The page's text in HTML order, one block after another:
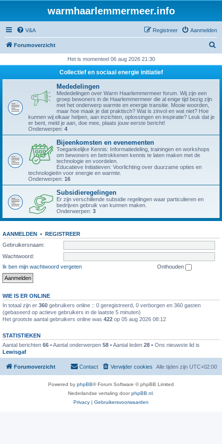
warmhaarlemmermeer.info
V&A Aanmelden
Registreer
Forumoverzicht
k
Het is momenteel 06 aug 2026 21:30
Collectief en sociaal energie initiatief
Mededelingen
Mededelingen over Warm Haarlemmermeer forum. Wij zijn een
groep bewoners in de Haarlemmermeer die al enige tijd bezig zijn
met het onderwerp warmte en energie transitie. Mooie woorden,
maar hoe maak je dat praktisch? Wat is zinvol en wat niet? Hoe
kunnen wij elkaar helpen, aan inzichten, oplossingen en inspiratie? Leuk dat je
er bent, meld je aan, doe mee, plaats jouw eerste bericht!
Onderwerpen: 4
Bijeenkomsten en evenementen
Toegankelijke Kennis: Informatiedeling, trainingen en workshops
om bewoners en betrokkenen kennis te laten maken met de
technologie en voordelen.
Educatieve Initiatieven: Voorlichting over duurzame opties en
technologieën voor energie en warmte.
Onderwerpen: 16
Subsidieregelingen
Er zijn verschillende subsidie regelingen waar particulieren en
bedrijven gebruik van kunnen maken.
Onderwerpen: 3
AANMELDEN • REGISTREER
Gebruikersnaam:
Wachtwoord:
Ik ben mijn wachtwoord vergeten
Onthouden
WIE IS ER ONLINE
In totaal zijn er 360 gebruikers online :: 0 geregistreerd, 0 verborgen en 360 gasten
(gebaseerd op actieve gebruikers in de laatste 5 minuten)
Het grootste aantal gebruikers online was 422 op 05 aug 2026 08:12
STATISTIEKEN
Aantal berichten 66 • Aantal onderwerpen 58 • Aantal leden 28 • Ons nieuwste lid is
Lewisgaf
Forumoverzicht Alle tijden zijn UTC+02:00
Verwijder cookies
Contact
Powered by phpBB® Forum Software © phpBB Limited
Nederlandse vertaling doorphpBB.nl
Privacy | Gebruikersvoorwaarden